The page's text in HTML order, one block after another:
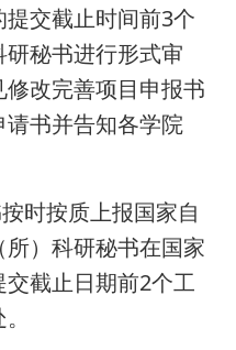
交截止时间前3个
秘书进行形式审
改完善项目申报书
书并告知各学院
时按质上报国家自
）科研秘书在国家
截止日期前2个工